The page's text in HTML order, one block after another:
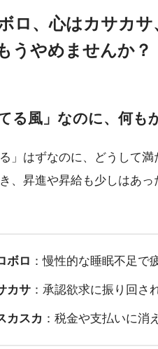
ロ、心はカサカ
うやめませんか？
てる風」なのに、何
る」はずなのに、どうして
、昇進や昇給も少しはあ
ボロ ：慢性的な睡眠不足で
カサ：承認欲求に振り回さ
カスカ ：税金や支払いに消